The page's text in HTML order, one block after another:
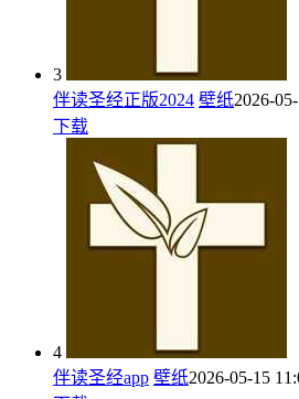
3
伴读圣经正版2024 壁纸2026-
下载
4
伴读圣经app 壁纸2026-05-15